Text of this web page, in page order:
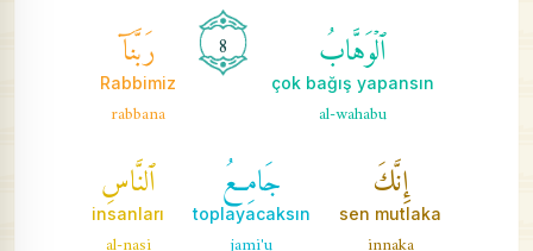
ٱلۡوَهَّابُ
çok bağış yapansın
al-wahabu
8 رَبَّنَآ
Rabbimiz
rabbana
إِنَّكَ
sen mutlaka
innaka
جَامِعُ
toplayacaksın
jami'u
ٱلنَّاسِ
insanları
al-nasi